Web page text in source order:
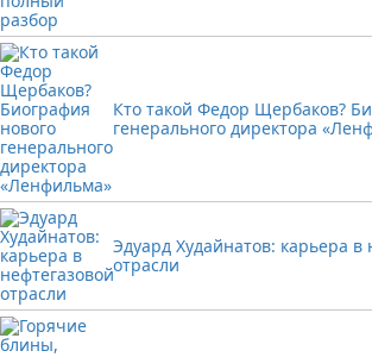
Кто такой Федор Щербаков?
генерального директора
Эдуард Худайнатов: карьера в
отрасли